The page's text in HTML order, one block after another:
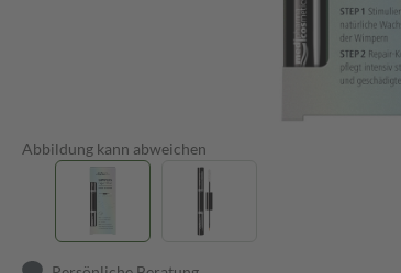
Abbildung kann abweichen